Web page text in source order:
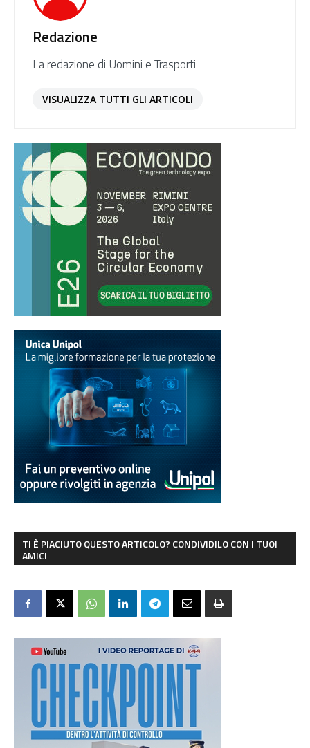
Redazione
La redazione di Uomini e Trasporti
VISUALIZZA TUTTI GLI ARTICOLI
TI È PIACIUTO QUESTO ARTICOLO? CONDIVIDILO CON I TUOI
AMICI